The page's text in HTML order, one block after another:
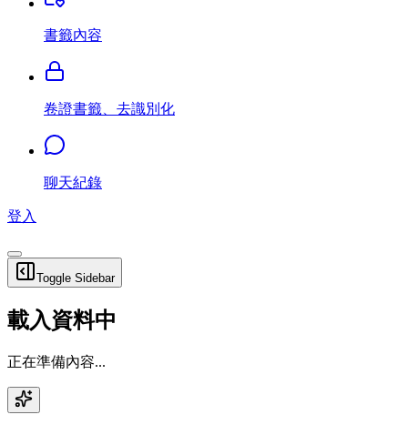
書籤內容
卷證書籤、去識別化
聊天紀錄
登入
Toggle Sidebar
載入資料中
正在準備內容...